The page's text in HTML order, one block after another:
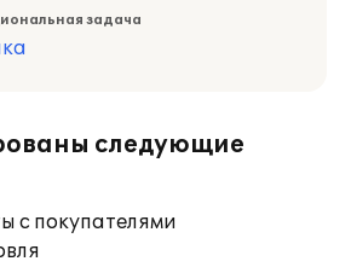
задача
следующие
с покупателями